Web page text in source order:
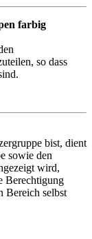
farbig
so dass
bist, dient
sowie den
wird,
Berechtigung
Bereich selbst